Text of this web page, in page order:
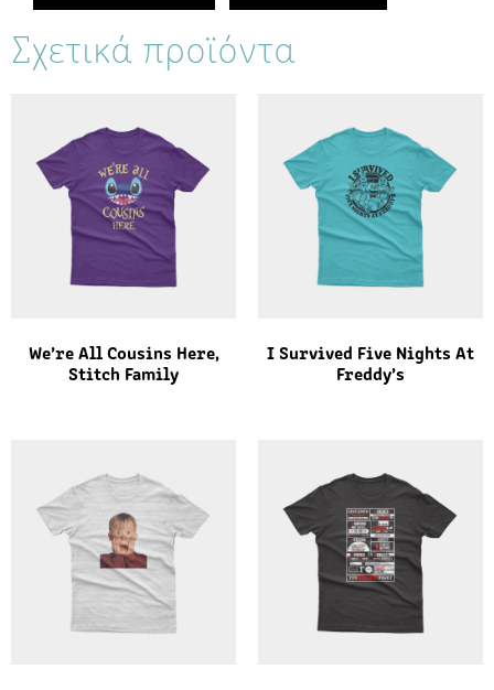
Σχετικά προϊόντα
We’re All Cousins Here,
Stitch Family
I Survived Five Nights At
Freddy’s